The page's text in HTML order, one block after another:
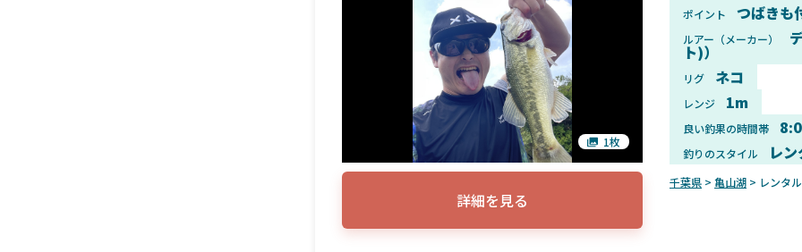
1枚
ポイント つばきも
ルアー（メーカー）
ト)）
リグ ネコ
レンジ 1m
良い釣果の時間帯
釣りのスタイル レ
千葉県 > 亀山湖 > レンタ
詳細を見る